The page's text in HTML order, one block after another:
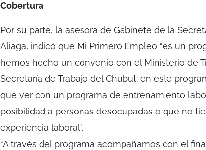
Cobertura
Por su parte, la asesora de Gabinete de la
Aliaga, indicó que Mi Primero Empleo “es un
hemos hecho un convenio con el Ministerio de
Secretaría de Trabajo del Chubut: en este
que ver con un programa de entrenamiento
posibilidad a personas desocupadas o que no
experiencia laboral”.
“A través del programa acompañamos con el